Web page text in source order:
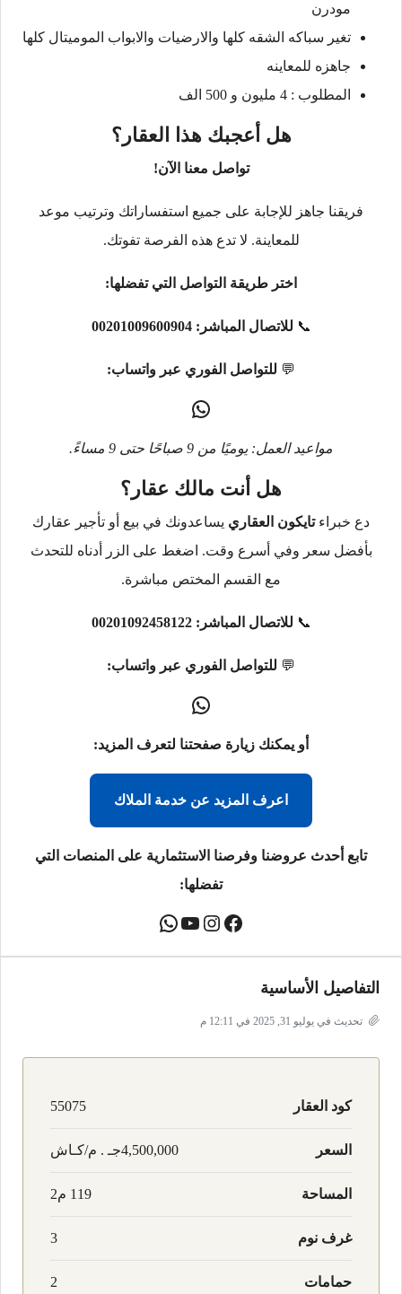
مودرن
تغير سباكه الشقه كلها والارضيات والابواب الموميتال كلها
جاهزه للمعاينه
المطلوب : 4 مليون و 500 الف
هل أعجبك هذا العقار؟
تواصل معنا الآن!
فريقنا جاهز للإجابة على جميع استفساراتك وترتيب موعد
للمعاينة. لا تدع هذه الفرصة تفوتك.
اختر طريقة التواصل التي تفضلها:
📞 للاتصال المباشر: 00201009600904
💬 للتواصل الفوري عبر واتساب:
مواعيد العمل: يوميًا من 9 صباحًا حتى 9 مساءً.
هل أنت مالك عقار؟
دع خبراءتايكون العقاري يساعدونك في بيع أو تأجير عقارك
بأفضل سعر وفي أسرع وقت. اضغط على الزر أدناه للتحدث
مع القسم المختص مباشرة.
📞 للاتصال المباشر: 00201092458122
💬 للتواصل الفوري عبر واتساب:
أو يمكنك زيارة صفحتنا لتعرف المزيد:
اعرف المزيد عن خدمة الملاك
تابع أحدث عروضنا وفرصنا الاستثمارية على المنصات التي
تفضلها:
التفاصيل الأساسية
تحديث في يوليو 31, 2025 في 12:11 م
كود العقار 55075
السعر 4,500,000جـ . م/كـاش
المساحة 119 م2
غرف نوم 3
حمامات 2